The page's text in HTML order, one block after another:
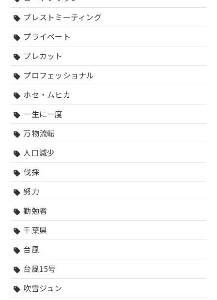
sell ブレストミーティング
sell プライベート
sell プレカット
sell プロフェッショナル
sell ホセ・ムヒカ
sell 一生に一度
sell 万物流転
sell 人口減少
sell 伐採
sell 努力
sell 勤勉者
sell 千葉県
sell 台風
sell 台風15号
sell 吹雪ジュン